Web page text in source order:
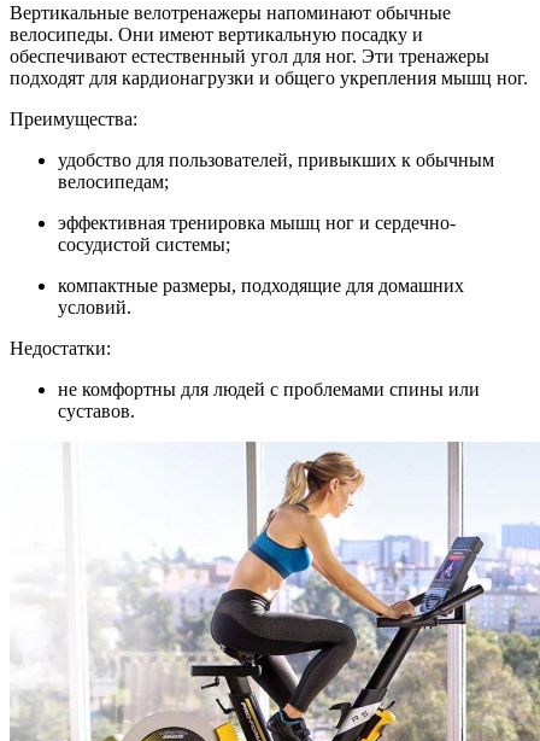
Вертикальные велотренажеры напоминают обычные
велосипеды. Они имеют вертикальную посадку и
обеспечивают естественный угол для ног. Эти тренажеры
подходят для кардионагрузки и общего укрепления мышц ног.
Преимущества:
удобство для пользователей, привыкших к обычным
велосипедам;
эффективная тренировка мышц ног и сердечно-
сосудистой системы;
компактные размеры, подходящие для домашних
условий.
Недостатки:
не комфортны для людей с проблемами спины или
суставов.